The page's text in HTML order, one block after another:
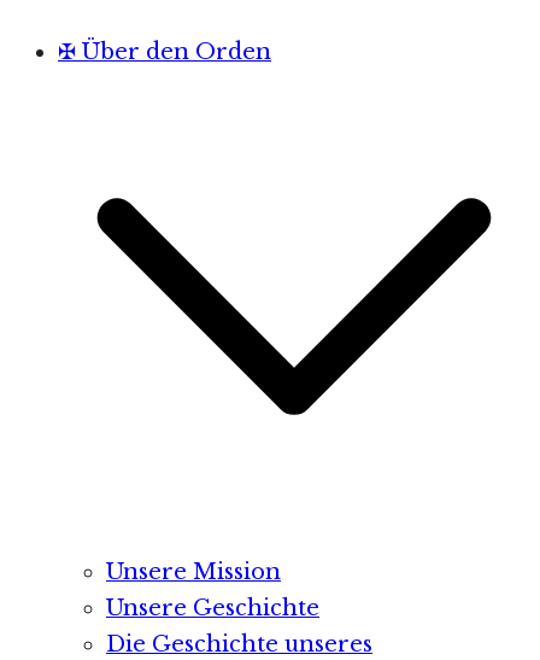
✠ Über den Orden
Unsere Mission
Unsere Geschichte
Die Geschichte unseres